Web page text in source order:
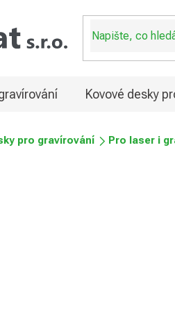
Kovové desky
pro gravírování Pro laser i